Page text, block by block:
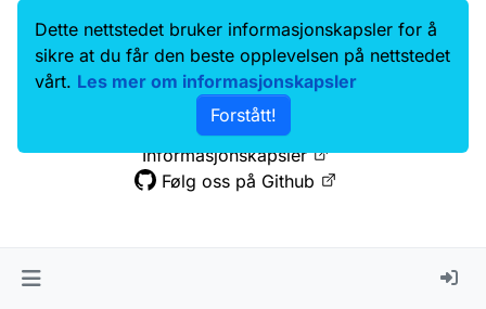
Data.norge.no
Kontakt oss
Samtykke og brukervilkår
Tilgjengelighetserklæring
Personvernerklæring
Informasjonskapsler
Følg oss på Github
Dette nettstedet bruker informasjonskapsler for å
sikre at du får den beste opplevelsen på nettstedet
vårt. Les mer om informasjonskapsler
Forstått!